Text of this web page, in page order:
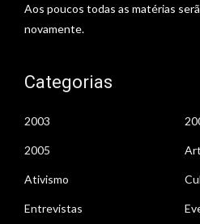
Aos poucos todas as matérias
novamente.
Categorias
2003
2005
Ativismo
Entrevistas